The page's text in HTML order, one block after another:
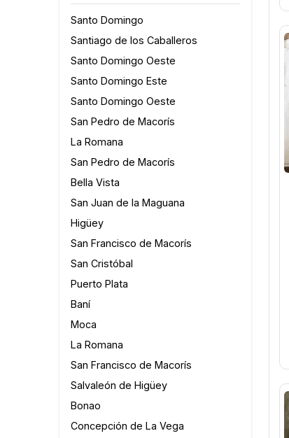
Santo Domingo
Santiago de los Caballeros
Santo Domingo Oeste
Santo Domingo Este
Santo Domingo Oeste
San Pedro de Macorís
La Romana
San Pedro de Macorís
Bella Vista
San Juan de la Maguana
Higüey
San Francisco de Macorís
San Cristóbal
Puerto Plata
Baní
Moca
La Romana
San Francisco de Macorís
Salvaleón de Higüey
Bonao
Concepción de La Vega